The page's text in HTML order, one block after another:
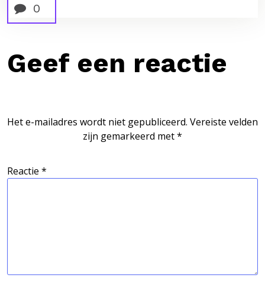
0
Geef een reactie
Het e-mailadres wordt niet gepubliceerd. Vereiste velden
zijn gemarkeerd met*
Reactie *